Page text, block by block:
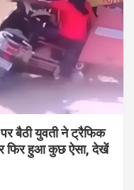
बैठी युवती ने ट्रैफिक
फिर हुआ कुछ ऐसा, देखें